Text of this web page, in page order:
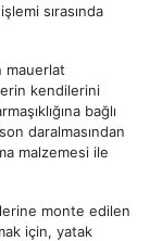
sırasında
mauerlat
kendilerini
bağlı
daralmasından
malzemesi ile
monte edilen
için, yatak